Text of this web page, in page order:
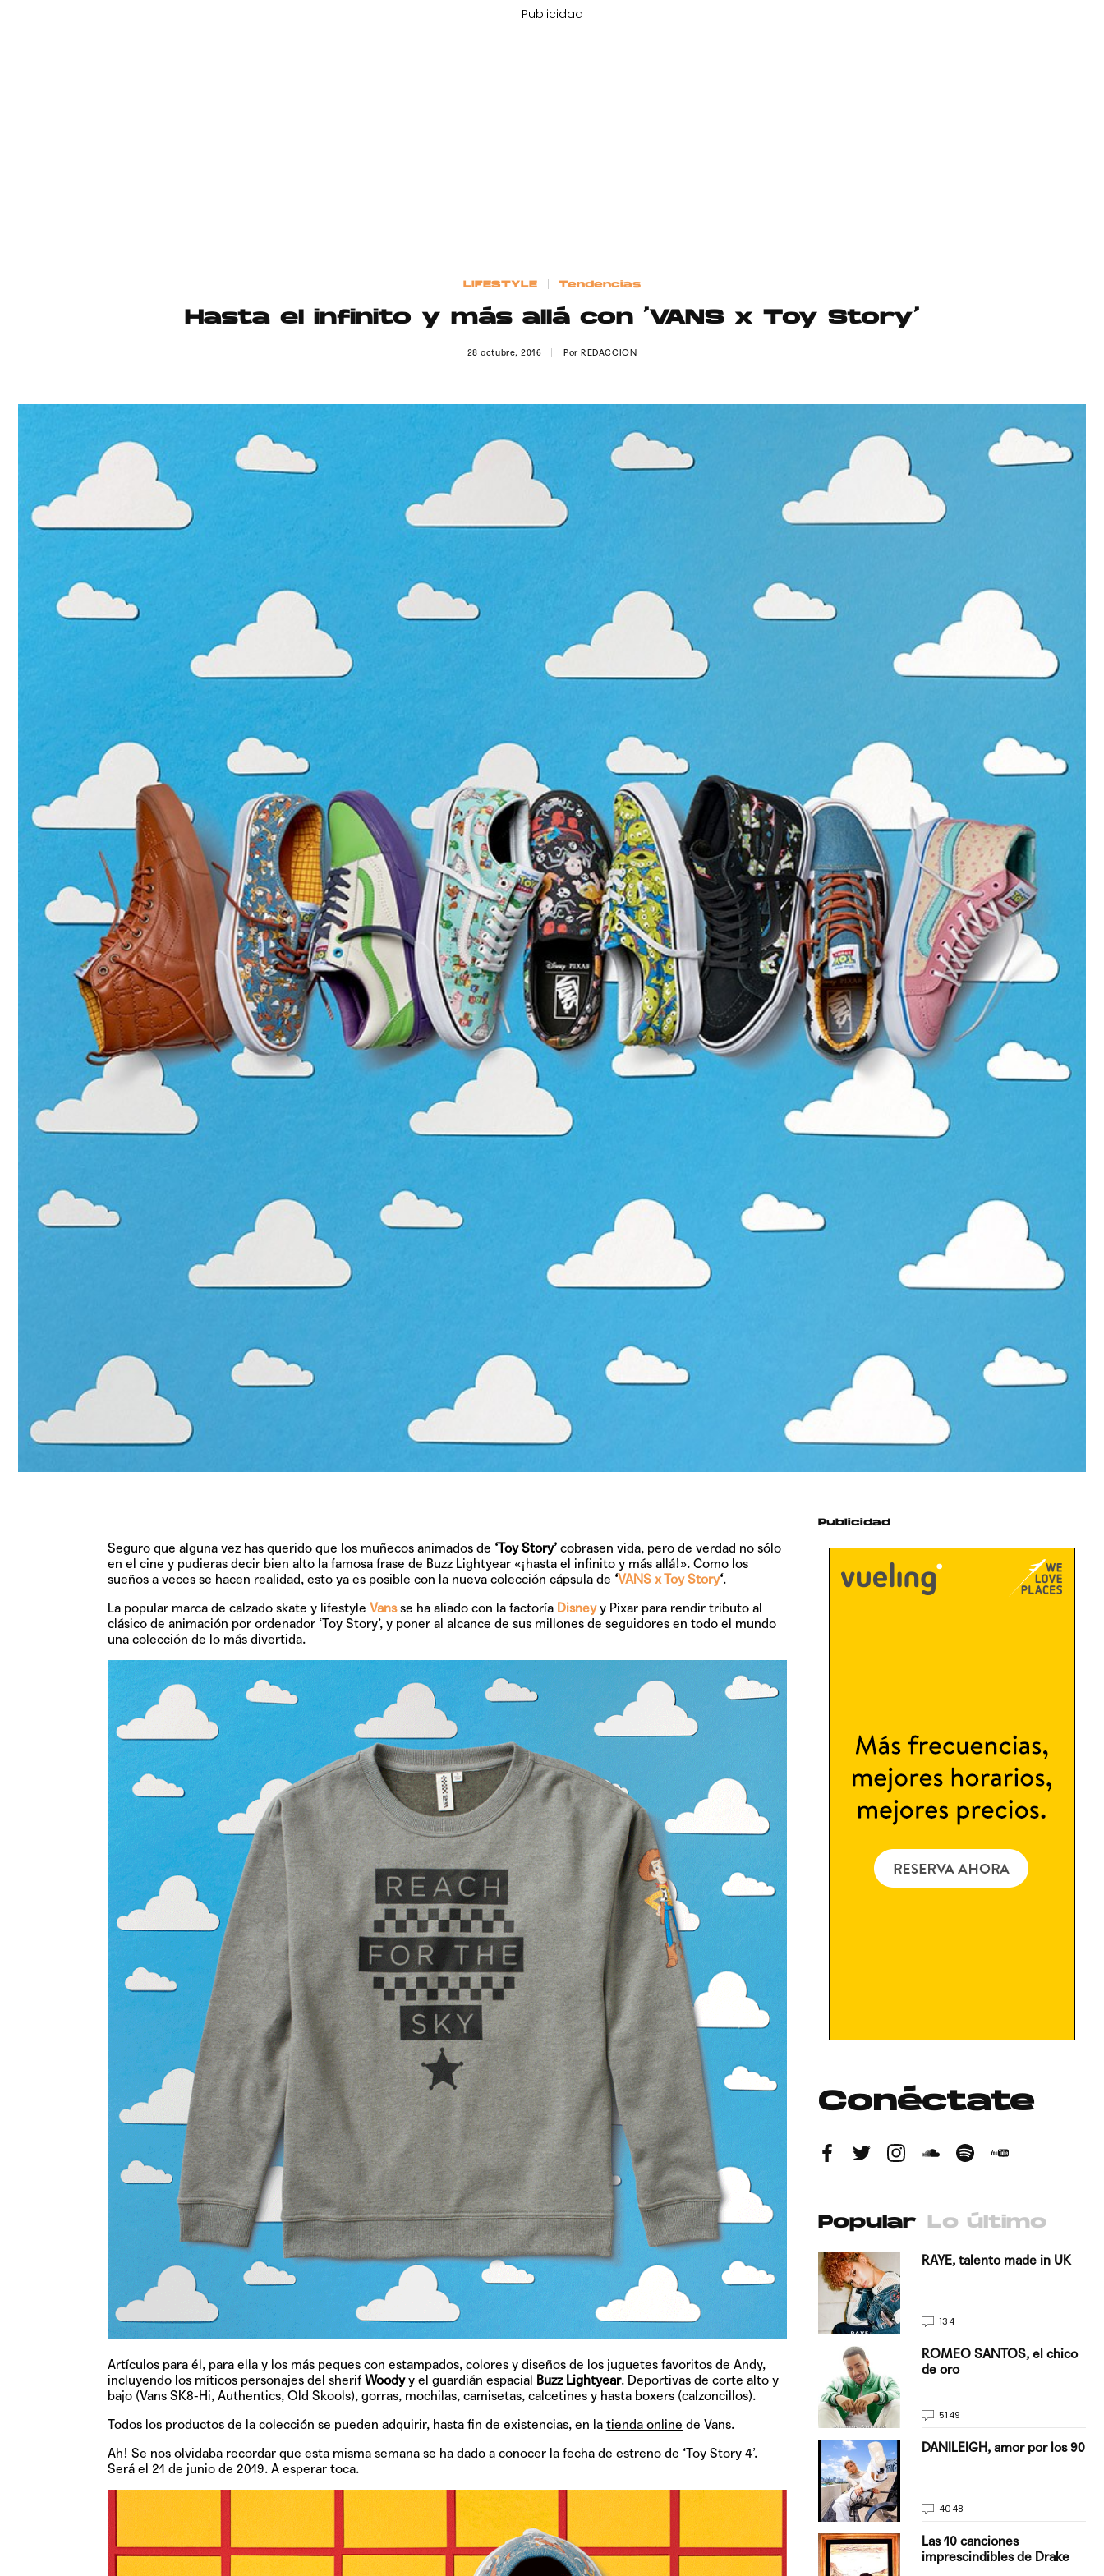
Publicidad
LIFESTYLE Tendencias
Hasta el infinito y más allá con ‘VANS x Toy Story’
28 octubre, 2016 PorREDACCION
Seguro que alguna vez has querido que los muñecos animados de ‘Toy Story’ cobrasen vida, pero de verdad no sólo
en el cine y pudieras decir bien alto la famosa frase de Buzz Lightyear «¡hasta el infinito y más allá!». Como los
sueños a veces se hacen realidad, esto ya es posible con la nueva colección cápsula de ‘VANS x Toy Story‘.
La popular marca de calzado skate y lifestyle Vansse ha aliado con la factoría Disneyy Pixar para rendir tributo al
clásico de animación por ordenador ‘Toy Story’, y poner al alcance de sus millones de seguidores en todo el mundo
una colección de lo más divertida.
Artículos para él, para ella y los más peques con estampados, colores y diseños de los juguetes favoritos de Andy,
incluyendo los míticos personajes del sherif Woodyy el guardián espacial Buzz Lightyear. Deportivasde corte alto y
bajo (Vans SK8-Hi, Authentics, Old Skools), gorras, mochilas, camisetas,calcetinesy hasta boxers (calzoncillos).
Todos los productos de la colección se pueden adquirir, hasta fin de existencias, en la tienda online de Vans.
Ah! Se nos olvidaba recordar que esta misma semana se ha dado a conocer la fecha de estreno de ‘Toy Story 4’.
Será el 21 de junio de 2019. A esperar toca.
Publicidad
Conéctate
Popular Lo último
tiempo
fuerte
Quiles de 'La…
GRIFF, el futuro del
Pop
RAYE, talento made in UK
134
ROMEO SANTOS, el chico
de oro
5149
DANILEIGH, amor por los 90
4048
Las 10 canciones
imprescindibles de Drake